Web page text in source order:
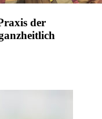
der